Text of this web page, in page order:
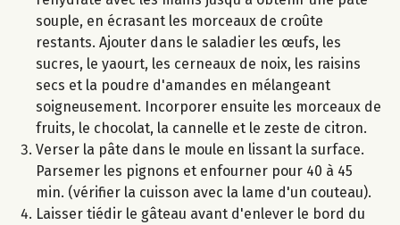
souple, en écrasant les morceaux de croûte
restants. Ajouter dans le saladier les œufs, les
sucres, le yaourt, les cerneaux de noix, les raisins
secs et la poudre d'amandes en mélangeant
soigneusement. Incorporer ensuite les morceaux de
fruits, le chocolat, la cannelle et le zeste de citron.
Verser la pâte dans le moule en lissant la surface.
Parsemer les pignons et enfourner pour 40 à 45
min. (vérifier la cuisson avec la lame d'un couteau).
Laisser tiédir le gâteau avant d'enlever le bord du